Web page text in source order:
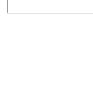
Nous suivre